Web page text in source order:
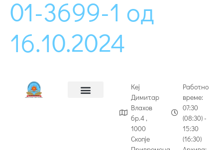
01-3699-1 од
16.10.2024
Кеј
Димитар
Влахов
бр.4 ,
1000
Скопје
Работно
време:
07:30
(08:30) -
15:30
(16:30)